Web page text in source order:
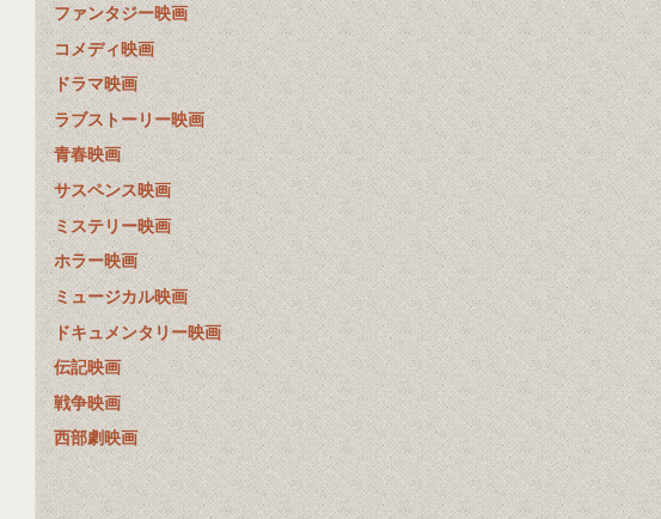
ファンタジー映画
コメディ映画
ドラマ映画
ラブストーリー映画
青春映画
サスペンス映画
ミステリー映画
ホラー映画
ミュージカル映画
ドキュメンタリー映画
伝記映画
戦争映画
西部劇映画